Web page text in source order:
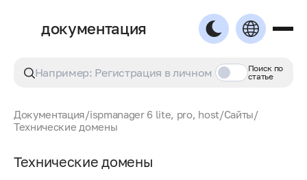
документация
Поиск по
статье
Документация/ispmanager 6 lite, pro, host/Сайты/
Технические домены
Технические домены